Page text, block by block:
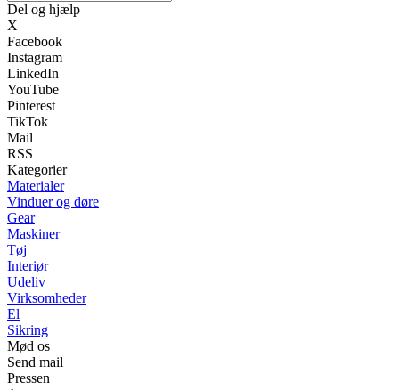
Del og hjælp
X
Facebook
Instagram
LinkedIn
YouTube
Pinterest
TikTok
Mail
RSS
Kategorier
Materialer
Vinduer og døre
Gear
Maskiner
Tøj
Interiør
Udeliv
Virksomheder
El
Sikring
Mød os
Send mail
Pressen